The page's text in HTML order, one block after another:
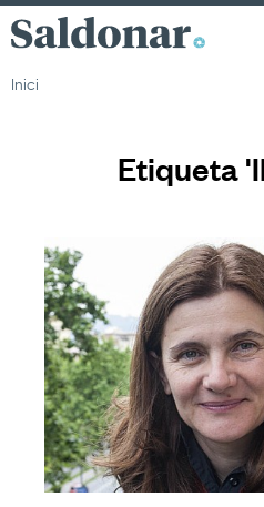
Saldonar
Inici
Etiqueta